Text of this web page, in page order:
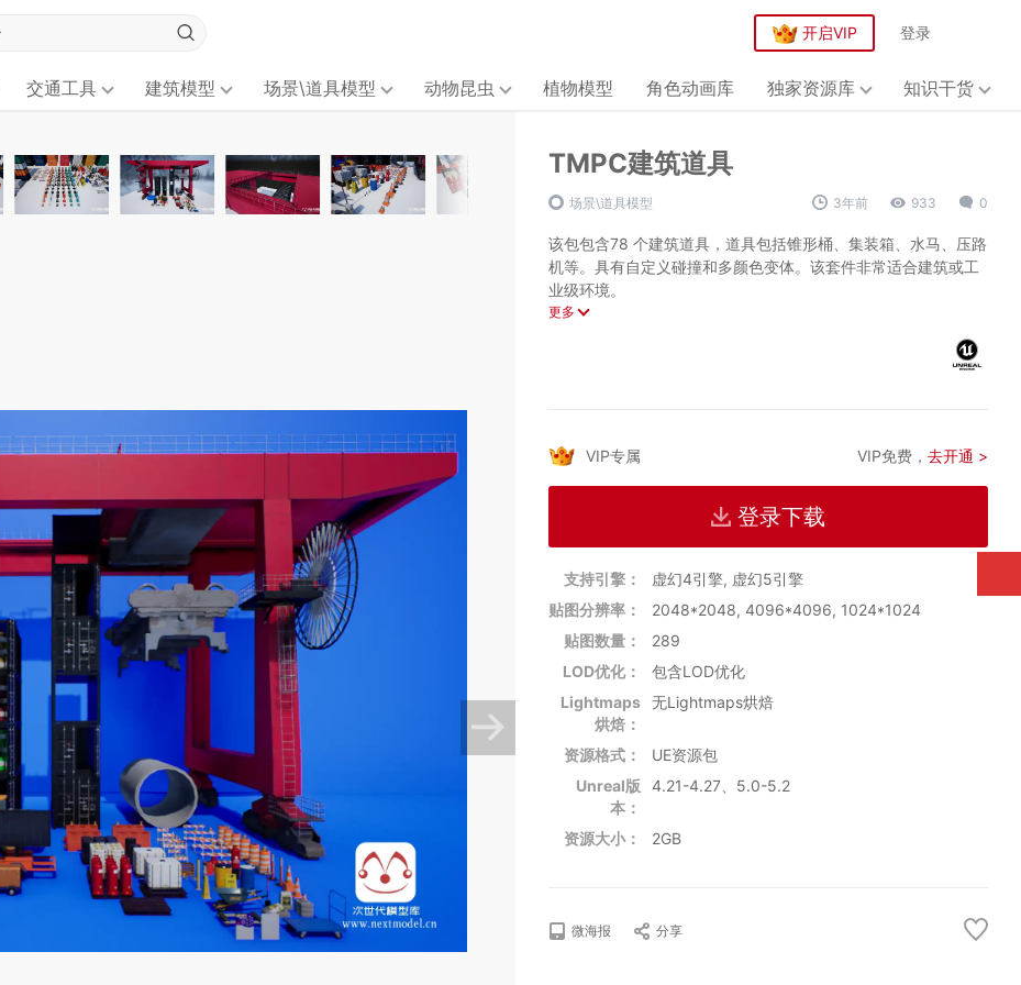
开启VIP 登录
交通工具 建筑模型 场景\道具模型 动物昆虫 植物模型 角色动画库 独家资源库 知识干货
TMPC建筑道具
场景\道具模型 3年前 933 0
该包包含78 个建筑道具，道具包括锥形桶、集装箱、水马、压路
机等。具有自定义碰撞和多颜色变体。该套件非常适合建筑或工
业级环境。
纹理尺寸： 1024X1024、2048X2048、4096X4096
纹理数量：289
更多
VIP专属 VIP免费， 去开通 >
登录下载
支持引擎：
虚幻4引擎, 虚幻5引擎
贴图分辨率：
2048*2048, 4096*4096, 1024*1024
贴图数量：
289
LOD优化：
包含LOD优化
Lightmaps
烘焙：
无Lightmaps烘焙
资源格式：
UE资源包
Unreal版
本：
4.21-4.27、5.0-5.2
资源大小： 2GB
微海报 分享